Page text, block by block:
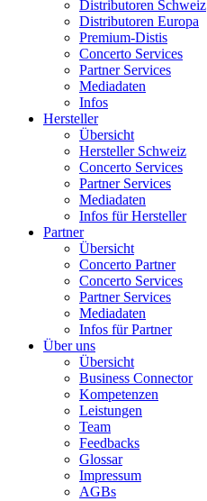
Distributoren Schweiz
Distributoren Europa
Premium-Distis
Concerto Services
Partner Services
Mediadaten
Infos
Hersteller
Übersicht
Hersteller Schweiz
Concerto Services
Partner Services
Mediadaten
Infos für Hersteller
Partner
Übersicht
Concerto Partner
Concerto Services
Partner Services
Mediadaten
Infos für Partner
Über uns
Übersicht
Business Connector
Kompetenzen
Leistungen
Team
Feedbacks
Glossar
Impressum
AGBs